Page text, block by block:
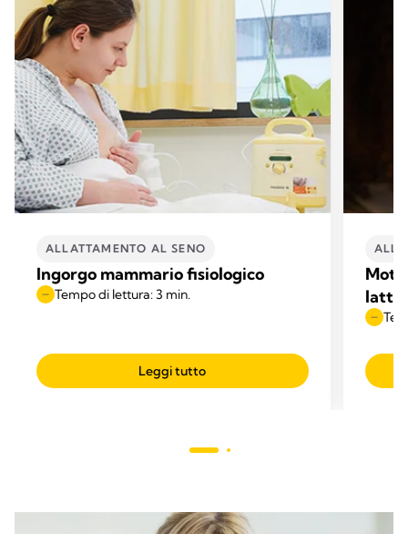
ALLATTAMENTO AL SENO
Ingorgo mammario fisiologico
Tempo di lettura: 3 min.
Leggi tutto
latte